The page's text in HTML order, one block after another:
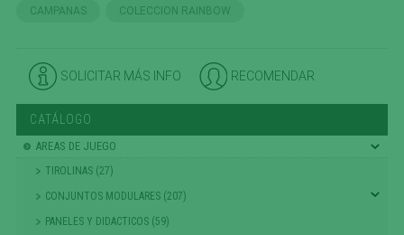
CAMPANAS COLECCION RAINBOW
SOLICITAR MÁS INFO RECOMENDAR
CATÁLOGO
AREAS DE JUEGO
TIROLINAS (27)
CONJUNTOS MODULARES (207)
PANELES Y DIDACTICOS (59)